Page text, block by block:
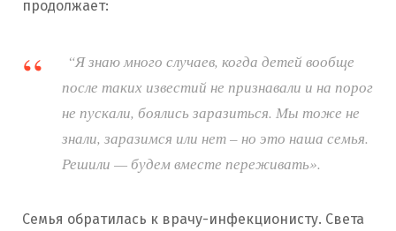
продолжает:
“Я знаю много случаев, когда детей вообще
после таких известий не признавали и на порог
не пускали, боялись заразиться. Мы тоже не
знали, заразимся или нет – но это наша семья.
Решили — будем вместе переживать».
Семья обратилась к врачу-инфекционисту. Света